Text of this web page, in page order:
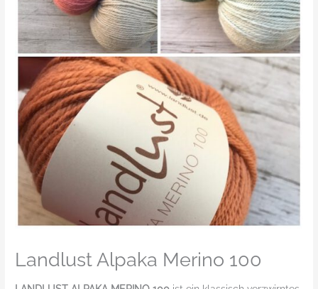
Landlust Alpaka Merino 100